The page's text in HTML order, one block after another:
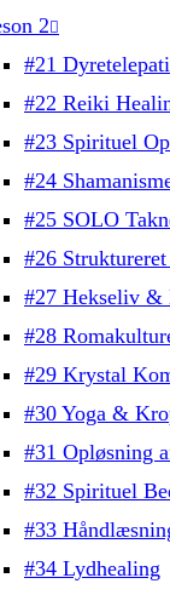
2
#21 Dyretelepati
#22 Reiki
#23 Spirituel
#24
#25 SOLO
#26
#27 Hekseliv &
#28
#29 Krystal
#30 Yoga &
#31 Opløsning
#32 Spirituel
#33
#34 Lydhealing